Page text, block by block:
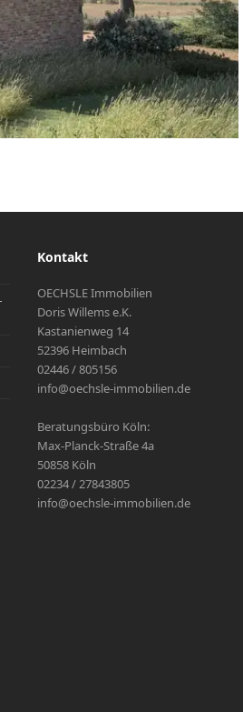
Kontakt
OECHSLE Immobilien
Doris Willems e.K.
Kastanienweg 14
52396 Heimbach
02446 / 805156
info@oechsle-immobilien.de
Beratungsbüro Köln:
Max-Planck-Straße 4a
50858 Köln
02234 / 27843805
info@oechsle-immobilien.de